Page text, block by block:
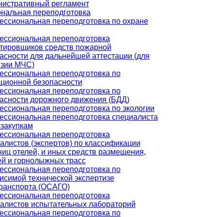
регламент
переподготовка
переподготовка по охране
переподготовка
средств пожарной
для дальнейшей аттестации (для
МЧС)
переподготовка по
безопасности
переподготовка по
дорожного движения (БДД)
переподготовка по экологии
переподготовка специалиста
переподготовка
(экспертов) по классификации
отелей, и иных средств размещения,
и горнолыжных трасс
переподготовка по
технической экспертизе
(ОСАГО)
переподготовка
испытательных лабораторий
переподготовка по